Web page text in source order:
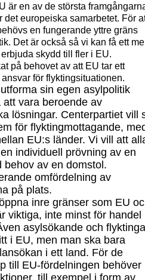
är en av de största
europeiska samarbetet. För
en fungerande yttre gräns
Det är också så vi kan få ett
skydd till fler i EU.
på behovet av att EU tar ett
ansvar för flyktingsituationen.
sin egen asylpolitik
vara beroende av
lösningar. Centerpartiet vill
för flyktingmottagande,
EU:s länder. Vi vill att
individuell prövning av en
behov av en domstol.
omfördelning av
på plats.
inre gränser som EU
viktiga, inte minst för handel
asylsökande och
i EU, men man ska bara
i ett land. För de
till EU-fördelningen behöver